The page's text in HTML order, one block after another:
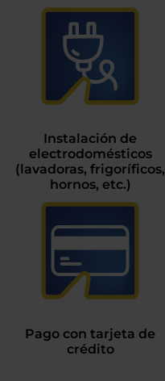
Instalación de
electrodomésticos
(lavadoras, frigoríficos,
hornos, etc.)
Pago con tarjeta de
crédito